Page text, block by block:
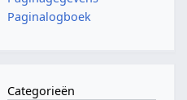
Paginalogboek
Categorieën